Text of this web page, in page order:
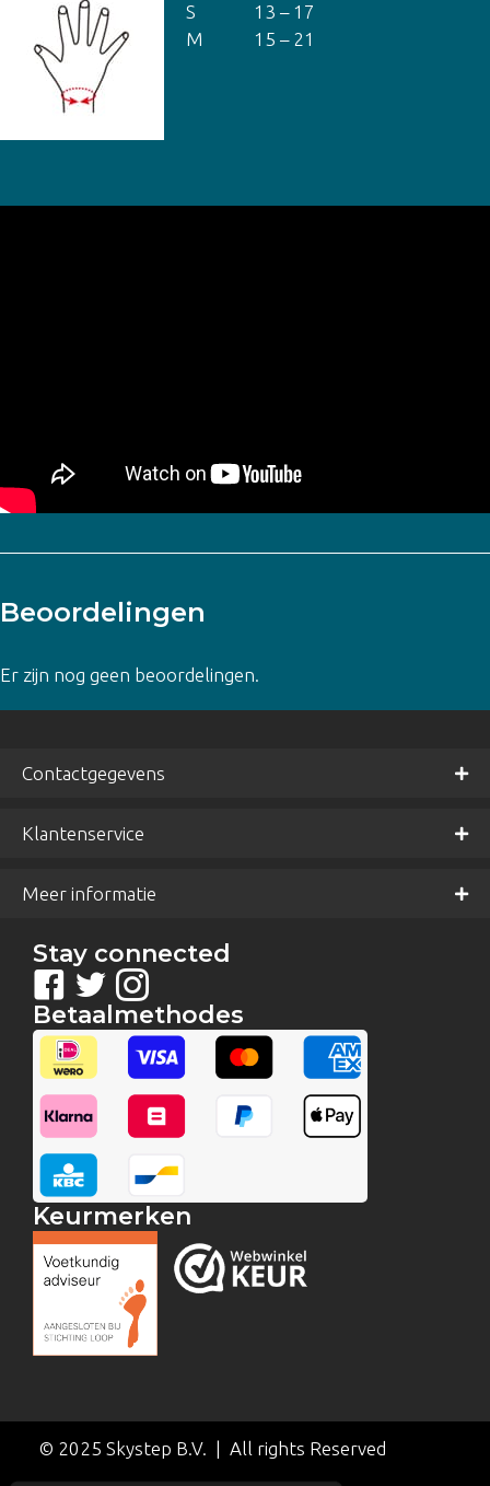
S
13 – 17
M
15 – 21
Beoordelingen
Er zijn nog geen beoordelingen.
Contactgegevens
Klantenservice
Meer informatie
Stay connected
Betaalmethodes
Keurmerken
© 2025 Skystep B.V. | All rights Reserved